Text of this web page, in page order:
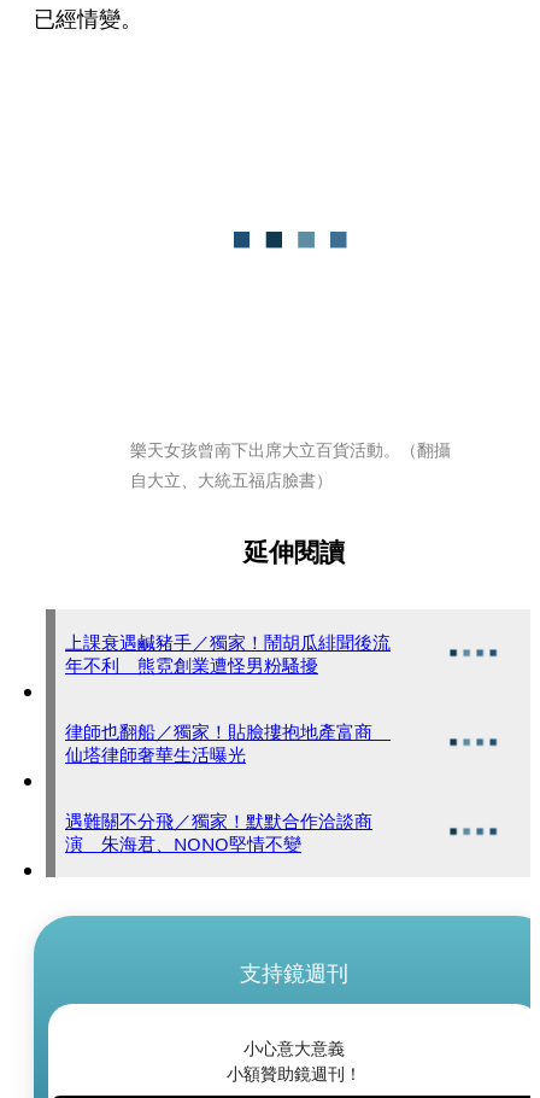
已經情變。
樂天女孩曾南下出席大立百貨活動。（翻攝
自大立、大統五福店臉書）
延伸閱讀
上課衰遇鹹豬手／獨家！鬧胡瓜緋聞後流
年不利 熊霓創業遭怪男粉騷擾
律師也翻船／獨家！貼臉摟抱地產富商
仙塔律師奢華生活曝光
遇難關不分飛／獨家！默默合作洽談商
演 朱海君、NONO堅情不變
支持鏡週刊
小心意大意義
小額贊助鏡週刊！